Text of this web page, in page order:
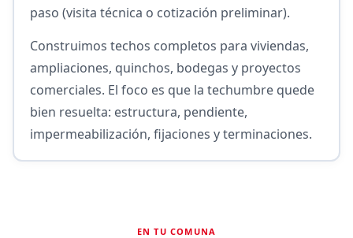
paso (visita técnica o cotización preliminar).
Construimos techos completos para viviendas,
ampliaciones, quinchos, bodegas y proyectos
comerciales. El foco es que la techumbre quede
bien resuelta: estructura, pendiente,
impermeabilización, fijaciones y terminaciones.
EN TU COMUNA